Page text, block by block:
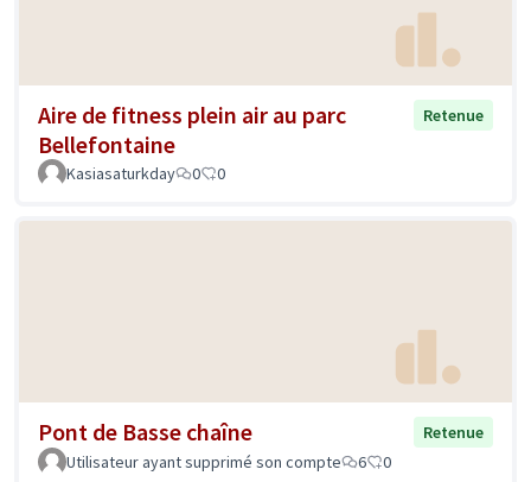
Aire de fitness plein air au parc
Bellefontaine
Retenue
Kasiasaturkday 0 0
Pont de Basse chaîne
Retenue
Utilisateur ayant supprimé son compte
6 0